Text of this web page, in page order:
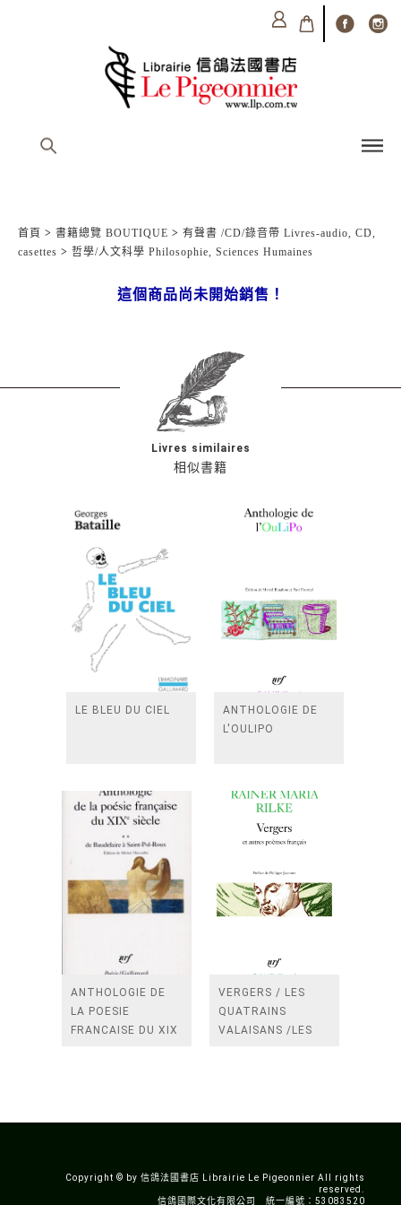
首頁 > 書籍總覽 BOUTIQUE > 有聲書 /CD/錄音帶 Livres-audio, CD,
casettes > 哲學/人文科學 Philosophie, Sciences Humaines
這個商品尚未開始銷售！
相似書籍
Livres similaires
LE BLEU DU CIEL
ANTHOLOGIE DE
L'OULIPO
ANTHOLOGIE DE
LA POESIE
FRANCAISE DU XIX
VERGERS / LES
QUATRAINS
VALAISANS /LES
Copyright © by 信鴿法國書店 Librairie Le Pigeonnier All rights
reserved.
信鴿國際文化有限公司 統一編號：53083520